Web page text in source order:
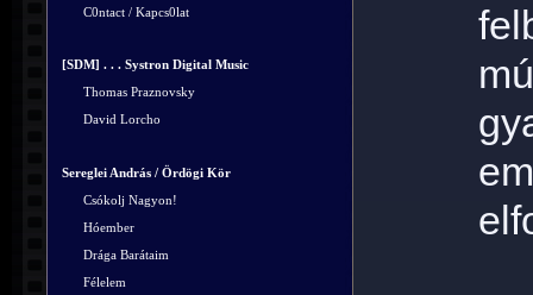
C0ntact / Kapcs0lat
[SDM] . . . Systron Digital Music
Thomas Praznovsky
David Lorcho
Sereglei András / Ördögi Kör
Csókolj Nagyon!
Hóember
Drága Barátaim
Félelem